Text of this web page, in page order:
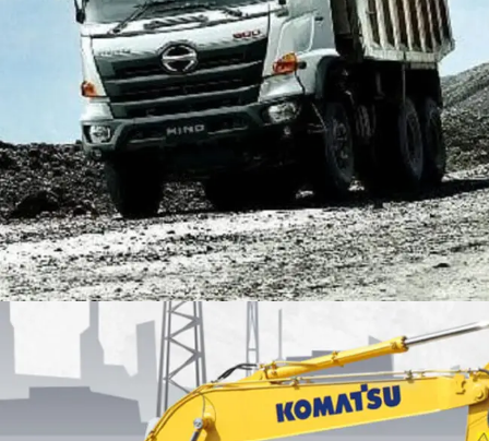
DUMP TRUCK TOOLS
HINO FM 350 PL (Mining)
Find Out More